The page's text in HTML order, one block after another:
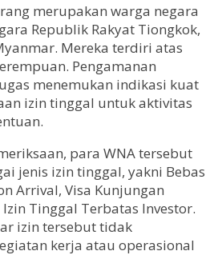
merupakan warga negara
Republik Rakyat Tiongkok,
Mereka terdiri atas
Pengamanan
menemukan indikasi kuat
izin tinggal untuk aktivitas
para WNA tersebut
jenis izin tinggal, yakni Bebas
Arrival, Visa Kunjungan
Tinggal Terbatas Investor.
izin tersebut tidak
kerja atau operasional